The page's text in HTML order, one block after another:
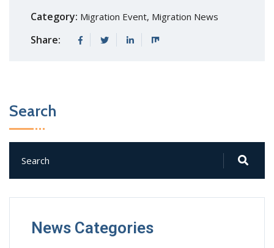
Category: Migration Event, Migration News
Share:
Search
News Categories